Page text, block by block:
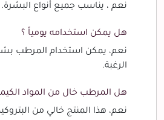
نعم ، يناسب جميع أنواع البشرة.
هل يمكن استخدامه يومياً ؟
نعم، يمكن استخدام المرطب
الرغبة.
هل المرطب خال من المواد
نعم، هذا المنتج خالي من